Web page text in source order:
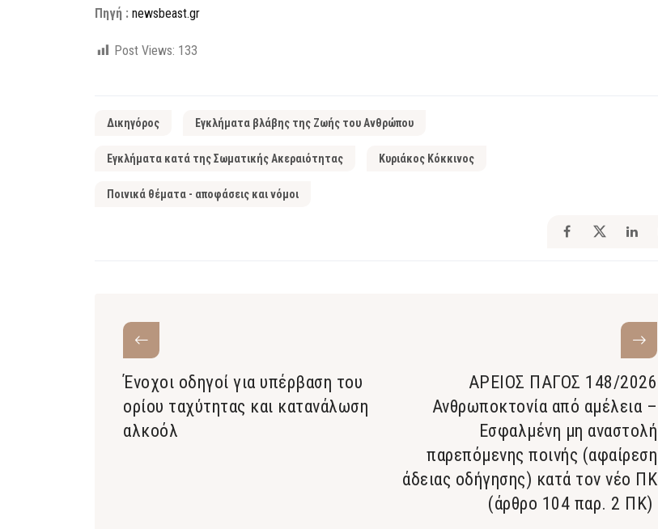
Πηγή : newsbeast.gr
Post Views: 133
Δικηγόρος Εγκλήματα βλάβης της Ζωής του Ανθρώπου
Εγκλήματα κατά της Σωματικής Ακεραιότητας Κυριάκος Κόκκινος
Ποινικά θέματα - αποφάσεις και νόμοι
Ένοχοι οδηγοί για υπέρβαση του
ορίου ταχύτητας και κατανάλωση
αλκοόλ
ΑΡΕΙΟΣ ΠΑΓΟΣ 148/2026
Ανθρωποκτονία από αμέλεια –
Εσφαλμένη μη αναστολή
παρεπόμενης ποινής (αφαίρεση
άδειας οδήγησης) κατά τον νέο ΠΚ
(άρθρο 104 παρ. 2 ΠΚ)